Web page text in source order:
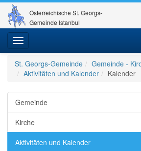
Österreichische St. Georgs-
Gemeinde Istanbul
Toggle
navigation
St. Georgs-Gemeinde
Gemeinde -
Aktivitäten und Kalender
Kalender
Gemeinde
Kirche
Aktivitäten und Kalender